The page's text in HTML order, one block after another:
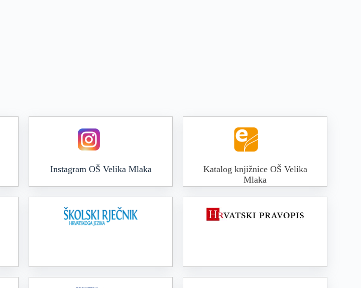
Instagram OŠ Velika Mlaka
Katalog knjižnice OŠ Velika
Mlaka